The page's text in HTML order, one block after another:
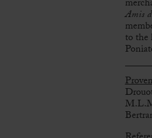
Amis
to the